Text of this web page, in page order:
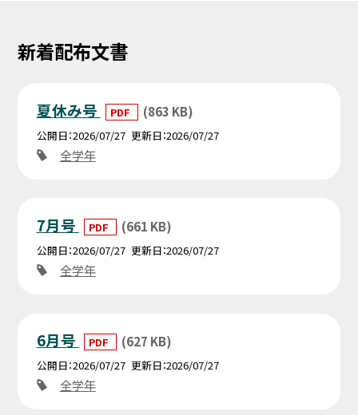
新着配布文書
夏休み号 PDF (863 KB)
公開日 2026/07/27 更新日 2026/07/27
全学年
7月号 PDF (661 KB)
公開日 2026/07/27 更新日 2026/07/27
全学年
6月号 PDF (627 KB)
公開日 2026/07/27 更新日 2026/07/27
全学年